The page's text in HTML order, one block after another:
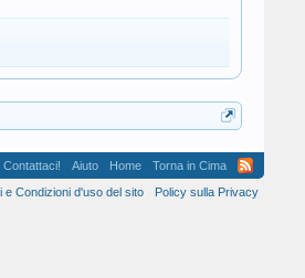
Contattaci! Aiuto Home
Torna in Cima
e Condizioni d'uso del sito
Policy sulla Privacy